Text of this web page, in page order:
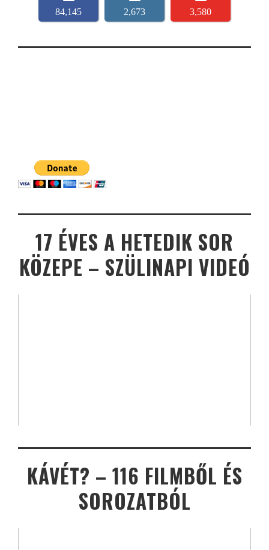
84,145 2,673 3,580
17 ÉVES A HETEDIK SOR
KÖZEPE – SZÜLINAPI VIDEÓ
KÁVÉT? – 116 FILMBŐL ÉS
SOROZATBÓL